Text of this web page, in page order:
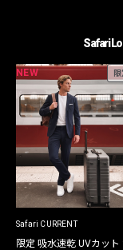
Safari
NEW 限
Safari CURRENT
限定 吸水速乾 UVカット